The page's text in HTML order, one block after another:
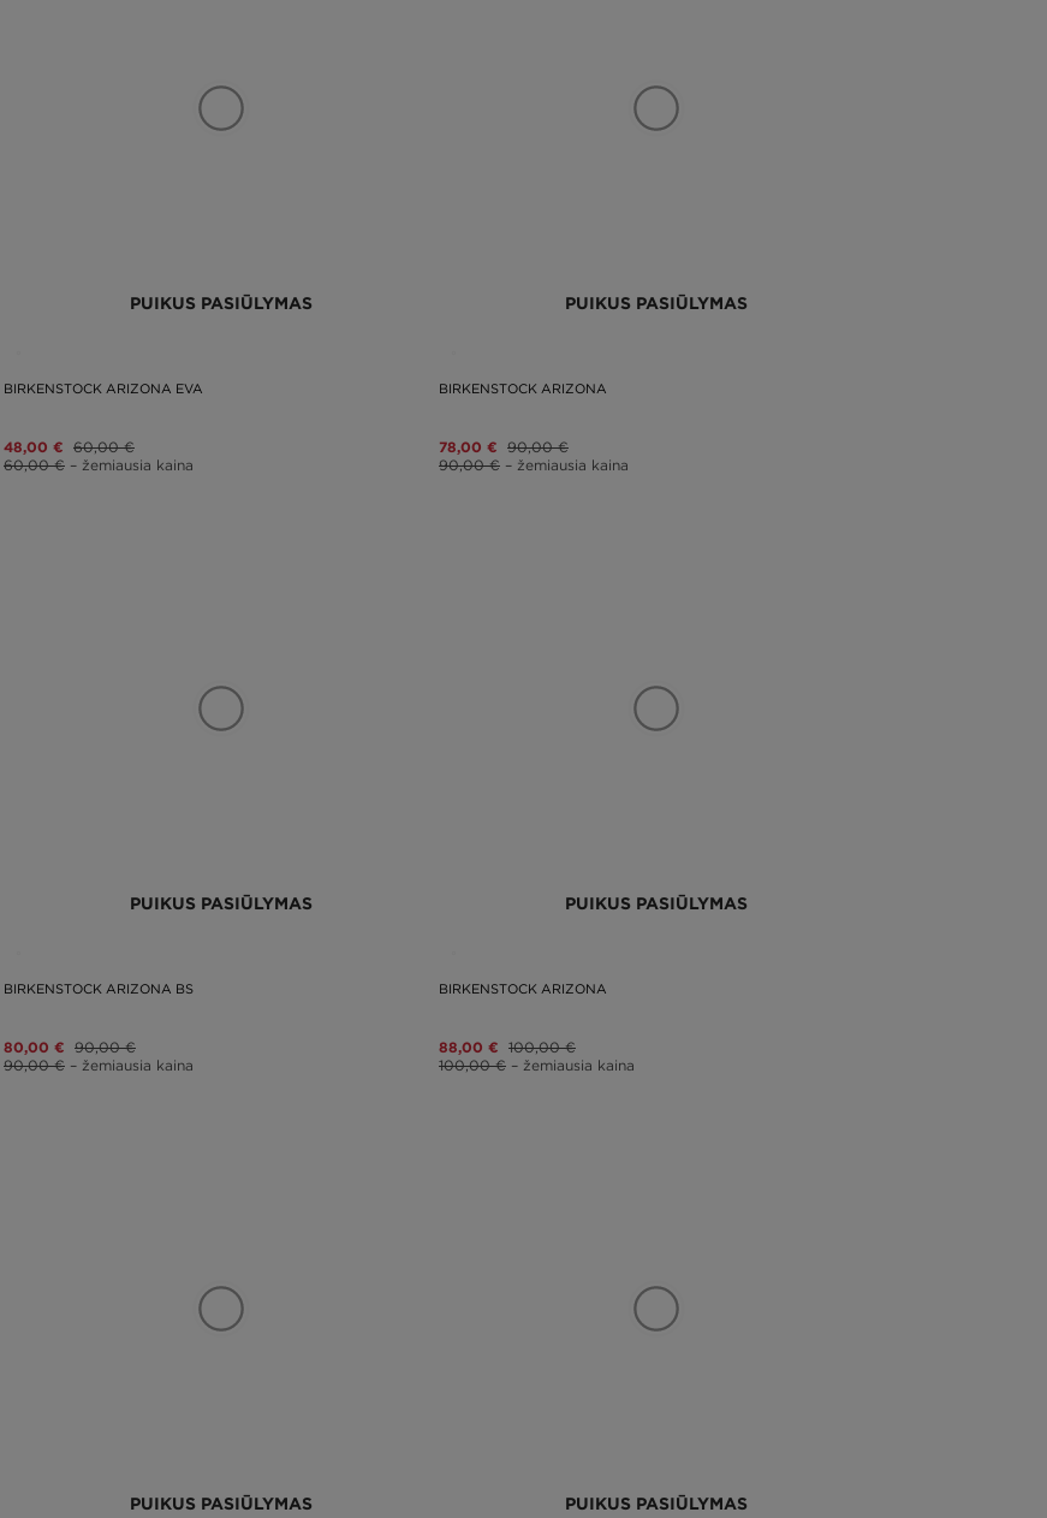
PUIKUS PASIŪLYMAS
BIRKENSTOCK ARIZONA EVA
48,00 € 60,00 €
60,00 € – žemiausia kaina
PUIKUS PASIŪLYMAS
BIRKENSTOCK ARIZONA
78,00 € 90,00 €
90,00 € – žemiausia kaina
PUIKUS PASIŪLYMAS
BIRKENSTOCK ARIZONA BS
80,00 € 90,00 €
90,00 € – žemiausia kaina
PUIKUS PASIŪLYMAS
BIRKENSTOCK ARIZONA
88,00 € 100,00 €
100,00 € – žemiausia kaina
PUIKUS PASIŪLYMAS PUIKUS PASIŪLYMAS